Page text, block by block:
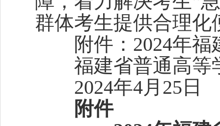
群体考生提供合理
附件：2024年福
福建省普通高等
2024年4月25日
附件